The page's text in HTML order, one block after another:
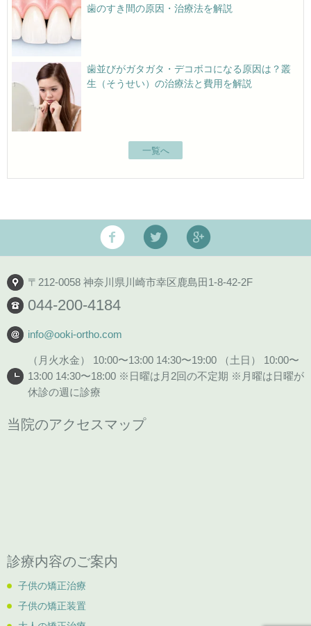
歯のすき間の原因・治療法を解説
歯並びがガタガタ・デコボコになる原因は？叢
生（そうせい）の治療法と費用を解説
一覧へ
〒212-0058 神奈川県川崎市幸区鹿島田1-8-42-2F
044-200-4184
info@ooki-ortho.com
（月火水金） 10:00〜13:00 14:30〜19:00 （土日） 10:00〜
13:00 14:30〜18:00 ※日曜は月2回の不定期 ※月曜は日曜が
休診の週に診療
当院のアクセスマップ
診療内容のご案内
子供の矯正治療
子供の矯正装置